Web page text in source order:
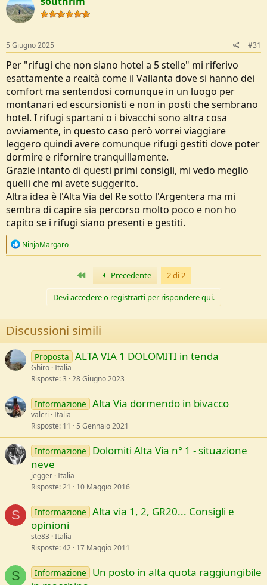
i
o
n
5 Giugno 2025 #31
Per "rifugi che non siano hotel a 5 stelle" mi riferivo
esattamente a realtà come il Vallanta dove si hanno dei
comfort ma sentendosi comunque in un luogo per
montanari ed escursionisti e non in posti che sembrano
hotel. I rifugi spartani o i bivacchi sono altra cosa
ovviamente, in questo caso però vorrei viaggiare
leggero quindi avere comunque rifugi gestiti dove poter
dormire e rifornire tranquillamente.
Grazie intanto di questi primi consigli, mi vedo meglio
quelli che mi avete suggerito.
Altra idea è l'Alta Via del Re sotto l'Argentera ma mi
sembra di capire sia percorso molto poco e non ho
capito se i rifugi siano presenti e gestiti.
R
:
NinjaMargaro
Primo Precedente 2 di 2
Devi accedere o registrarti per rispondere qui.
Discussioni simili
Proposta ALTA VIA 1 DOLOMITI in tenda
Ghiro Italia
Risposte 3 28 Giugno 2023
Informazione Alta Via dormendo in bivacco
valcri Italia
Risposte 11 5 Gennaio 2021
Informazione
Dolomiti Alta Via n° 1 - situazione
neve
jegger Italia
Risposte 21 10 Maggio 2016
S Informazione Alta via 1, 2, GR20... Consigli e
opinioni
ste83 Italia
Risposte 42 17 Maggio 2011
S Informazione
Un posto in alta quota raggiungibile